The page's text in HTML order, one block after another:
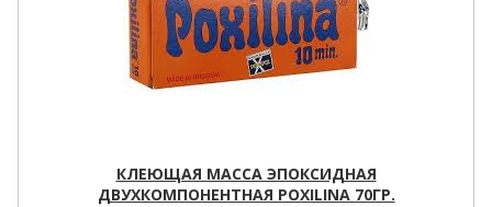
КЛЕЮЩАЯ МАССА ЭПОКСИДНАЯ
ДВУХКОМПОНЕНТНАЯ POXILINA 70ГР.